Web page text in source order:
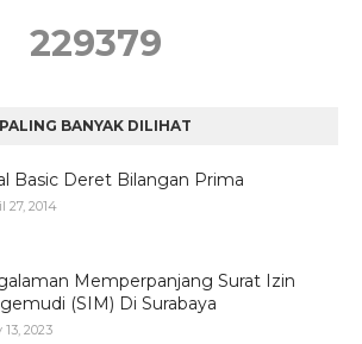
229379
PALING BANYAK DILIHAT
Basic Deret Bilangan Prima
27, 2014
Memperpanjang Surat Izin
(SIM) Di Surabaya
13, 2023